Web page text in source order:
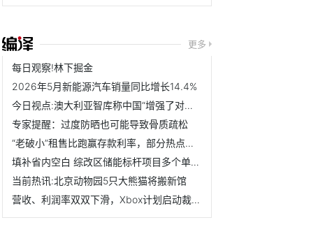
更多
每日观察!林下掘金
2026年5月新能源汽车销量同比增长14.4%
今日视点:澳大利亚智库称中国“增强了对澳打击能力”，外交部...
专家提醒：过度防晒也可能导致骨质疏松
“老破小”租售比跑赢存款利率，部分热点城市二手房成交活跃
填补省内空白 综改区储能标杆项目多个单体完成打桩-每日速读
当前热讯:北京动物园5只大熊猫将搬新馆
营收、利润率双双下滑，Xbox计划启动裁员-今热点